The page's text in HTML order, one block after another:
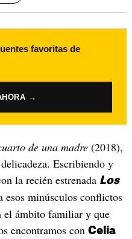
favoritas de
→
de una madre(2018),
Escribiendo y
la recién estrenada Los
esos minúsculos conflictos
el ámbito familiar y que
encontramos con Celia